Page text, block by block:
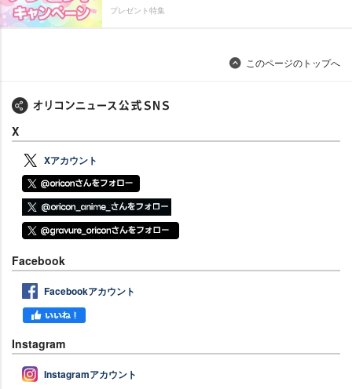
プレゼント特集
このページのトップへ
X
Xアカウント
Facebook
Facebookアカウント
Instagram
Instagramアカウント